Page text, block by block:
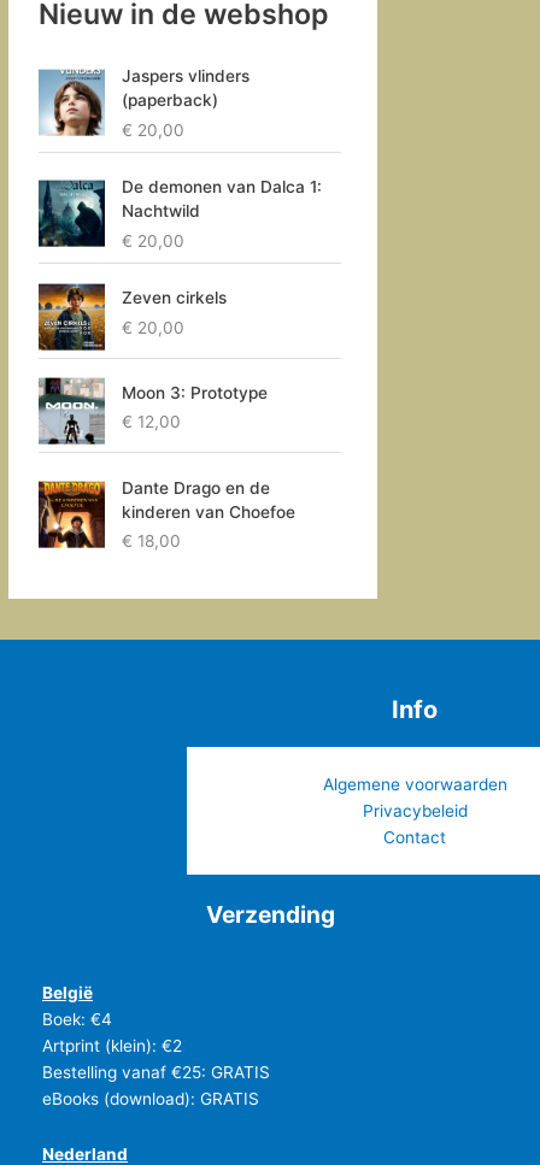
Nieuw in de webshop
Jaspers vlinders
(paperback)
€ 20,00
De demonen van Dalca 1:
Nachtwild
€ 20,00
Zeven cirkels
€ 20,00
Moon 3: Prototype
€ 12,00
Dante Drago en de
kinderen van Choefoe
€ 18,00
Info
Algemene voorwaarden
Privacybeleid
Contact
Verzending
België
Boek: €4
Artprint (klein): €2
Bestelling vanaf €25: GRATIS
eBooks (download): GRATIS
Nederland